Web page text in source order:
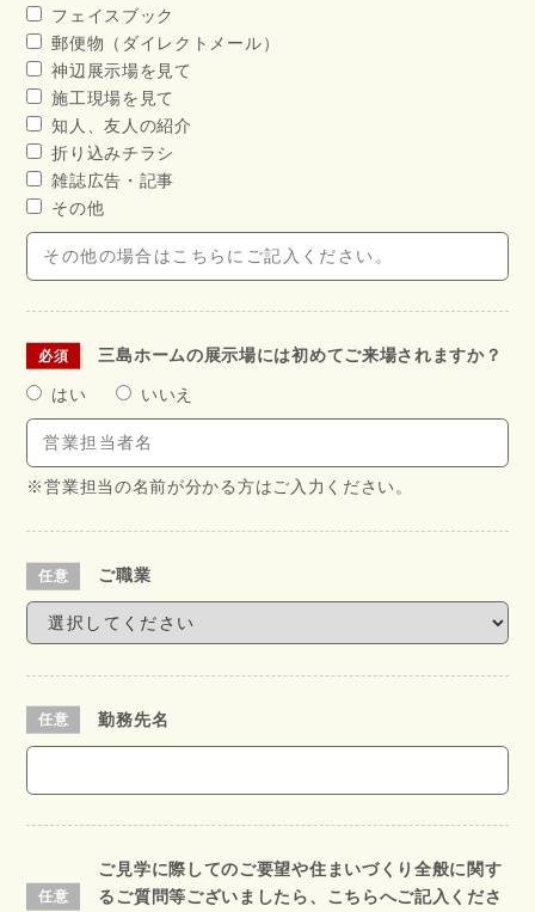
フェイスブック
郵便物（ダイレクトメール）
神辺展示場を見て
施工現場を見て
知人、友人の紹介
折り込みチラシ
雑誌広告・記事
その他
三島ホームの展示場には初めてご来場されますか？
はい いいえ
※営業担当の名前が分かる方はご入力ください。
ご職業
勤務先名
ご見学に際してのご要望や住まいづくり全般に関す
るご質問等ございましたら、こちらへご記入くださ